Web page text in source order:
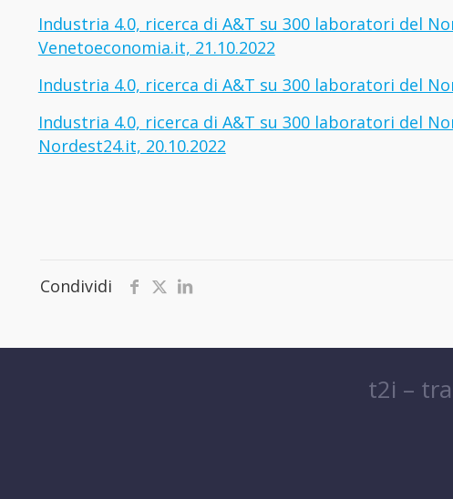
Industria 4.0, ricerca di A&T su 300 laboratori del
Venetoeconomia.it, 21.10.2022
Industria 4.0, ricerca di A&T su 300 laboratori del
Industria 4.0, ricerca di A&T su 300 laboratori del
Nordest24.it, 20.10.2022
Condividi
t2i –